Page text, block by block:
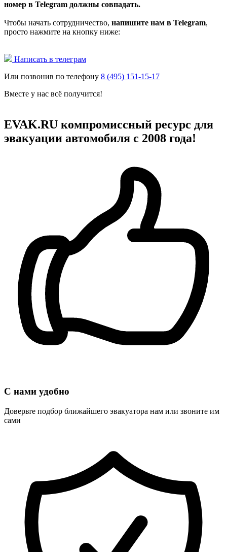
номер в Telegram должны совпадать.
Чтобы начать сотрудничество, напишите нам в Telegram,
просто нажмите на кнопку ниже:
Написать в телеграм
Или позвонив по телефону 8 (495) 151-15-17
Вместе у нас всё получится!
EVAK.RU компромиссный ресурс для
эвакуации автомобиля с 2008 года!
С нами удобно
Доверьте подбор ближайшего эвакуатора нам или звоните им
сами